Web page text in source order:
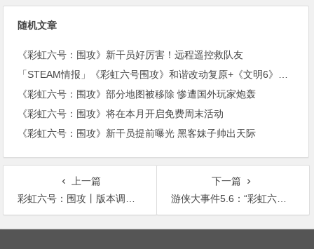
随机文章
《彩虹六号：围攻》新干员好厉害！远程遥控救队友
「STEAM情报」《彩虹六号围攻》和谐改动复原+《文明6》公布新资料片《风云变幻》
《彩虹六号：围攻》部分地图被移除 惨遭国外玩家炮轰
《彩虹六号：围攻》将在本月开启免费周末活动
《彩虹六号：围攻》新干员提前曝光 黑客妹子帅出天际
上一篇
彩虹六号：围攻丨版本调整更新 初始干员全部免费
下一篇
游侠大事件5.6：“彩虹六号：围攻”升级版公布 刺客信条新作或近期公布
文